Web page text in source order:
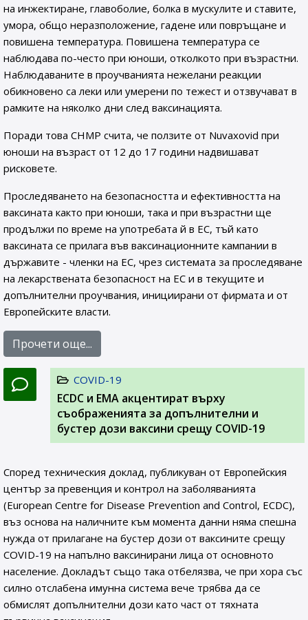
на инжектиране, главоболие, болка в мускулите и ставите,
умора, общо неразположение, гадене или повръщане и
повишена температура. Повишена температура се
наблюдава по-често при юноши, отколкото при възрастни.
Наблюдаваните в проучванията нежелани реакции
обикновено са леки или умерени по тежест и отзвучават в
рамките на няколко дни след ваксинацията.
Поради това CHMP счита, че ползите от Nuvaxovid при
юноши на възраст от 12 до 17 години надвишават
рисковете.
Проследяването на безопасността и ефективността на
ваксината както при юноши, така и при възрастни ще
продължи по време на употребата й в ЕС, тъй като
ваксината се прилага във ваксинационните кампании в
държавите - членки на ЕС, чрез системата за проследяване
на лекарствената безопасност на ЕС и в текущите и
допълнителни проучвания, инициирани от фирмата и от
Европейските власти.
Прочети още...
COVID-19
ЕCDC и EMA акцентират върху
съображенията за допълнителни и
бустер дози ваксини срещу COVID-19
Според техническия доклад, публикуван от Европейския
център за превенция и контрол на заболяванията
(European Centre for Disease Prevention and Control, ECDC),
въз основа на наличните към момента данни няма спешна
нужда от прилагане на бустер дози от ваксините срещу
COVID-19 на напълно ваксинирани лица от основното
население. Докладът също така отбелязва, че при хора със
силно отслабена имунна система вече трябва да се
обмислят допълнителни дози като част от тяхната